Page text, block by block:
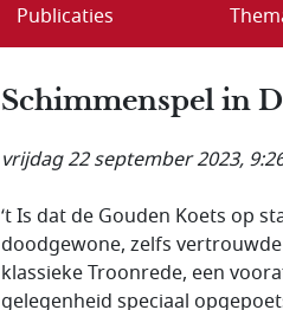
Publicaties
Schimmenspel in
vrijdag 22 september 2023,
‘t Is dat de Gouden Koets op
doodgewone, zelfs
klassieke Troonrede, een
gelegenheid speciaal